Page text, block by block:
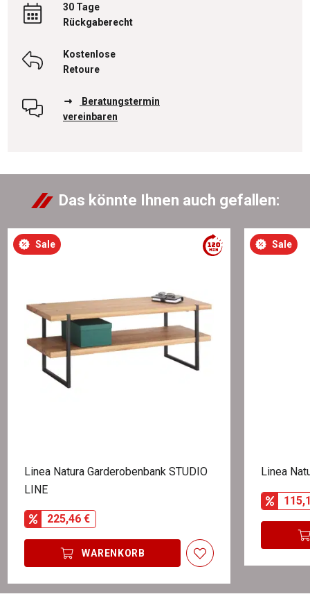
30 Tage
Rückgaberecht
Kostenlose
Retoure
Beratungstermin
vereinbaren
Das könnte Ihnen auch gefallen:
Sale
Linea Natura Garderobenbank STUDIO
LINE
225,46 €
WARENKORB
Sale
Linea